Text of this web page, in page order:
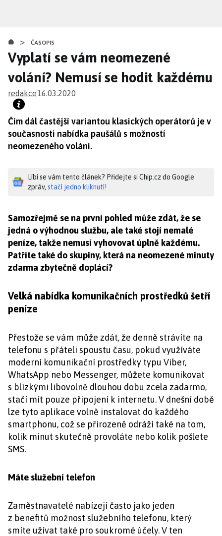
obsahu
> ČASOPIS
Vyplatí se vám neomezené
volání? Nemusí se hodit každému
redakce16.03.2020
Čím dál častější variantou klasických operátorů je v
současnosti nabídka paušálů s možností
neomezeného volání.
Líbí se vám tento článek? Přidejte si Chip.cz do Google
zpráv, stačí jedno kliknutí!
Samozřejmě se na první pohled může zdát, že se
jedná o výhodnou službu, ale také stojí nemalé
peníze, takže nemusí vyhovovat úplně každému.
Patříte také do skupiny, která na neomezené minuty
zdarma zbytečně doplácí?
Velká nabídka komunikačních prostředků šetří
peníze
Přestože se vám může zdát, že denně strávíte na
telefonu s přáteli spoustu času, pokud využíváte
moderní komunikační prostředky typu Viber,
WhatsApp nebo Messenger, můžete komunikovat
s blízkými libovolně dlouhou dobu zcela zadarmo,
stačí mít pouze připojení k internetu. V dnešní době
lze tyto aplikace volně instalovat do každého
smartphonu, což se přirozeně odráží také na tom,
kolik minut skutečně provoláte nebo kolik pošlete
SMS.
Máte služební telefon
Zaměstnavatelé nabízejí často jako jeden
z benefitů možnost služebního telefonu, který
smíte užívat také pro soukromé účely. V ten